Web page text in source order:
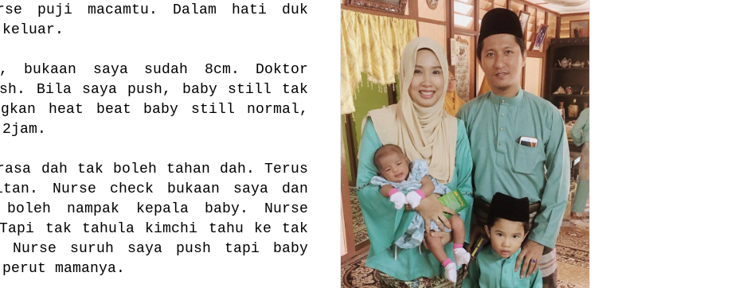
puji macamtu. Dalam hati duk
bukaan saya sudah 8cm. Doktor
Bila saya push, baby still tak
heat beat baby still normal,
dah tak boleh tahan dah. Terus
Nurse check bukaan saya dan
nampak kepala baby. Nurse
tak tahula kimchi tahu ke tak
suruh saya push tapi baby
mamanya.